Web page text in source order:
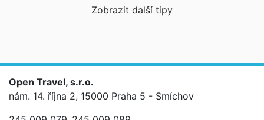
Zobrazit další tipy
Open Travel, s.r.o.
nám. 14. října 2, 15000 Praha 5 - Smíchov